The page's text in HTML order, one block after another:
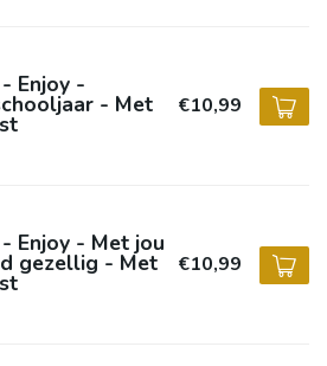
Enjoy -
- Met €10,99
Enjoy - Met jou
gezellig - Met €10,99